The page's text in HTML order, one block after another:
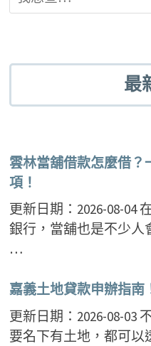
最
雲林當舖借款怎麼借
項！
更新日期：2026-08-04
銀行，當舖也是不少人
…
嘉義土地貸款申辦指南
更新日期：2026-08-03
要名下有土地，都可